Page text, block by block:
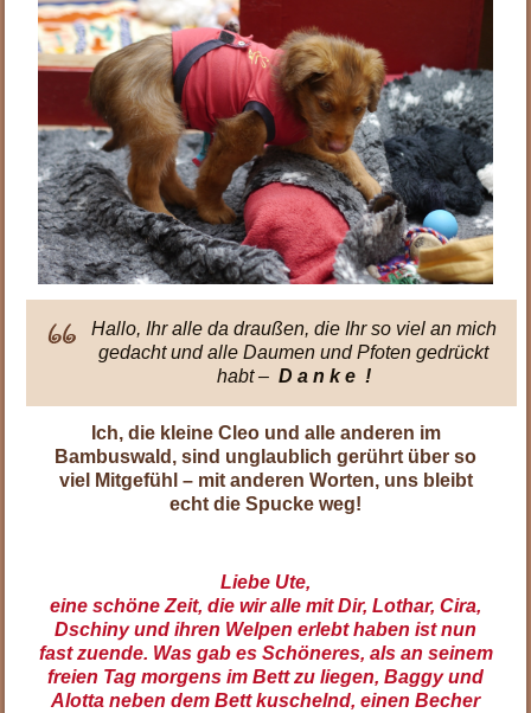
Hallo, Ihr alle da draußen, die Ihr so viel an mich
gedacht und alle Daumen und Pfoten gedrückt
habt – D a n k e !
Ich, die kleine Cleo und alle anderen im
Bambuswald, sind unglaublich gerührt über so
viel Mitgefühl – mit anderen Worten, uns bleibt
echt die Spucke weg!
Liebe Ute,
eine schöne Zeit, die wir alle mit Dir, Lothar, Cira,
Dschiny und ihren Welpen erlebt haben ist nun
fast zuende. Was gab es Schöneres, als an seinem
freien Tag morgens im Bett zu liegen, Baggy und
Alotta neben dem Bett kuschelnd, einen Becher